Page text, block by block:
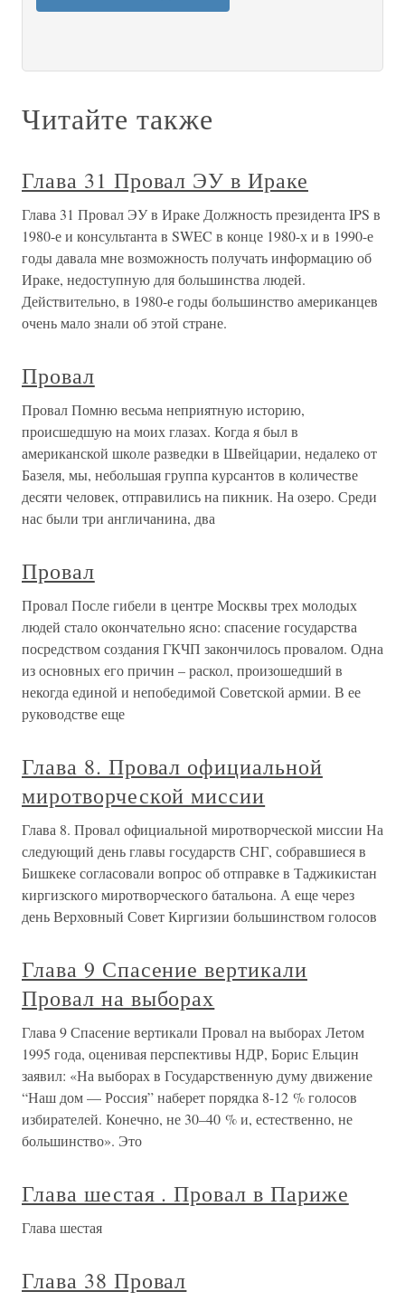
Читайте также
Глава 31 Провал ЭУ в Ираке
Глава 31 Провал ЭУ в Ираке Должность президента IPS в
1980-е и консультанта в SWEC в конце 1980-х и в 1990-е
годы давала мне возможность получать информацию об
Ираке, недоступную для большинства людей.
Действительно, в 1980-е годы большинство американцев
очень мало знали об этой стране.
Провал
Провал Помню весьма неприятную историю,
происшедшую на моих глазах. Когда я был в
американской школе разведки в Швейцарии, недалеко от
Базеля, мы, небольшая группа курсантов в количестве
десяти человек, отправились на пикник. На озеро. Среди
нас были три англичанина, два
Провал
Провал После гибели в центре Москвы трех молодых
людей стало окончательно ясно: спасение государства
посредством создания ГКЧП закончилось провалом. Одна
из основных его причин – раскол, произошедший в
некогда единой и непобедимой Советской армии. В ее
руководстве еще
Глава 8. Провал официальной
миротворческой миссии
Глава 8. Провал официальной миротворческой миссии На
следующий день главы государств СНГ, собравшиеся в
Бишкеке согласовали вопрос об отправке в Таджикистан
киргизского миротворческого батальона. А еще через
день Верховный Совет Киргизии большинством голосов
Глава 9 Спасение вертикали
Провал на выборах
Глава 9 Спасение вертикали Провал на выборах Летом
1995 года, оценивая перспективы НДР, Борис Ельцин
заявил: «На выборах в Государственную думу движение
“Наш дом — Россия” наберет порядка 8-12 % голосов
избирателей. Конечно, не 30–40 % и, естественно, не
большинство». Это
Глава шестая . Провал в Париже
Глава шестая
Глава 38 Провал